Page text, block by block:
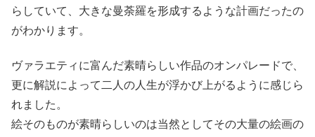
らしていて、大きな曼荼羅を形成するような計画だったの
がわかります。
ヴァラエティに富んだ素晴らしい作品のオンパレードで、
更に解説によって二人の人生が浮かび上がるように感じら
れました。
絵そのものが素晴らしいのは当然としてその大量の絵画の